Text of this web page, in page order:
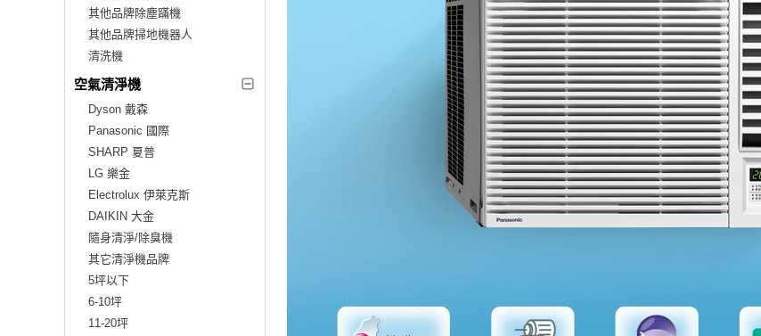
其他品牌除塵蹣機
其他品牌掃地機器人
清洗機
空氣清淨機
Dyson 戴森
Panasonic 國際
SHARP 夏普
LG 樂金
Electrolux 伊萊克斯
DAIKIN 大金
隨身清淨/除臭機
其它清淨機品牌
5坪以下
6-10坪
11-20坪